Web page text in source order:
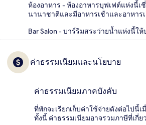
ห้องอาหาร - ห้องอาหารบุฟเฟต์แห่งนี้
นานาชาติและมีอาหารเช้าและอาหาร
Bar Salon - บาร์ริมสระว่ายน้ำแห่งนี้ใ
ค่าธรรมเนียมและนโยบาย
ค่าธรรมเนียมภาคบังคับ
ที่พักจะเรียกเก็บค่าใช้จ่ายดังต่อไปนี้เ
ทั้งนี้ ค่าธรรมเนียมอาจรวมภาษีที่เกี่ย